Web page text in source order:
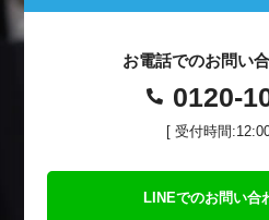
お電話でのお問い
0120-
[ 受付時間
LINEでのお問い合